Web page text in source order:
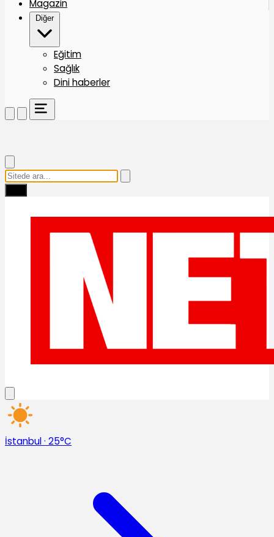
Magazin
Diğer
Eğitim
Sağlık
Dini haberler
İstanbul· 25°C